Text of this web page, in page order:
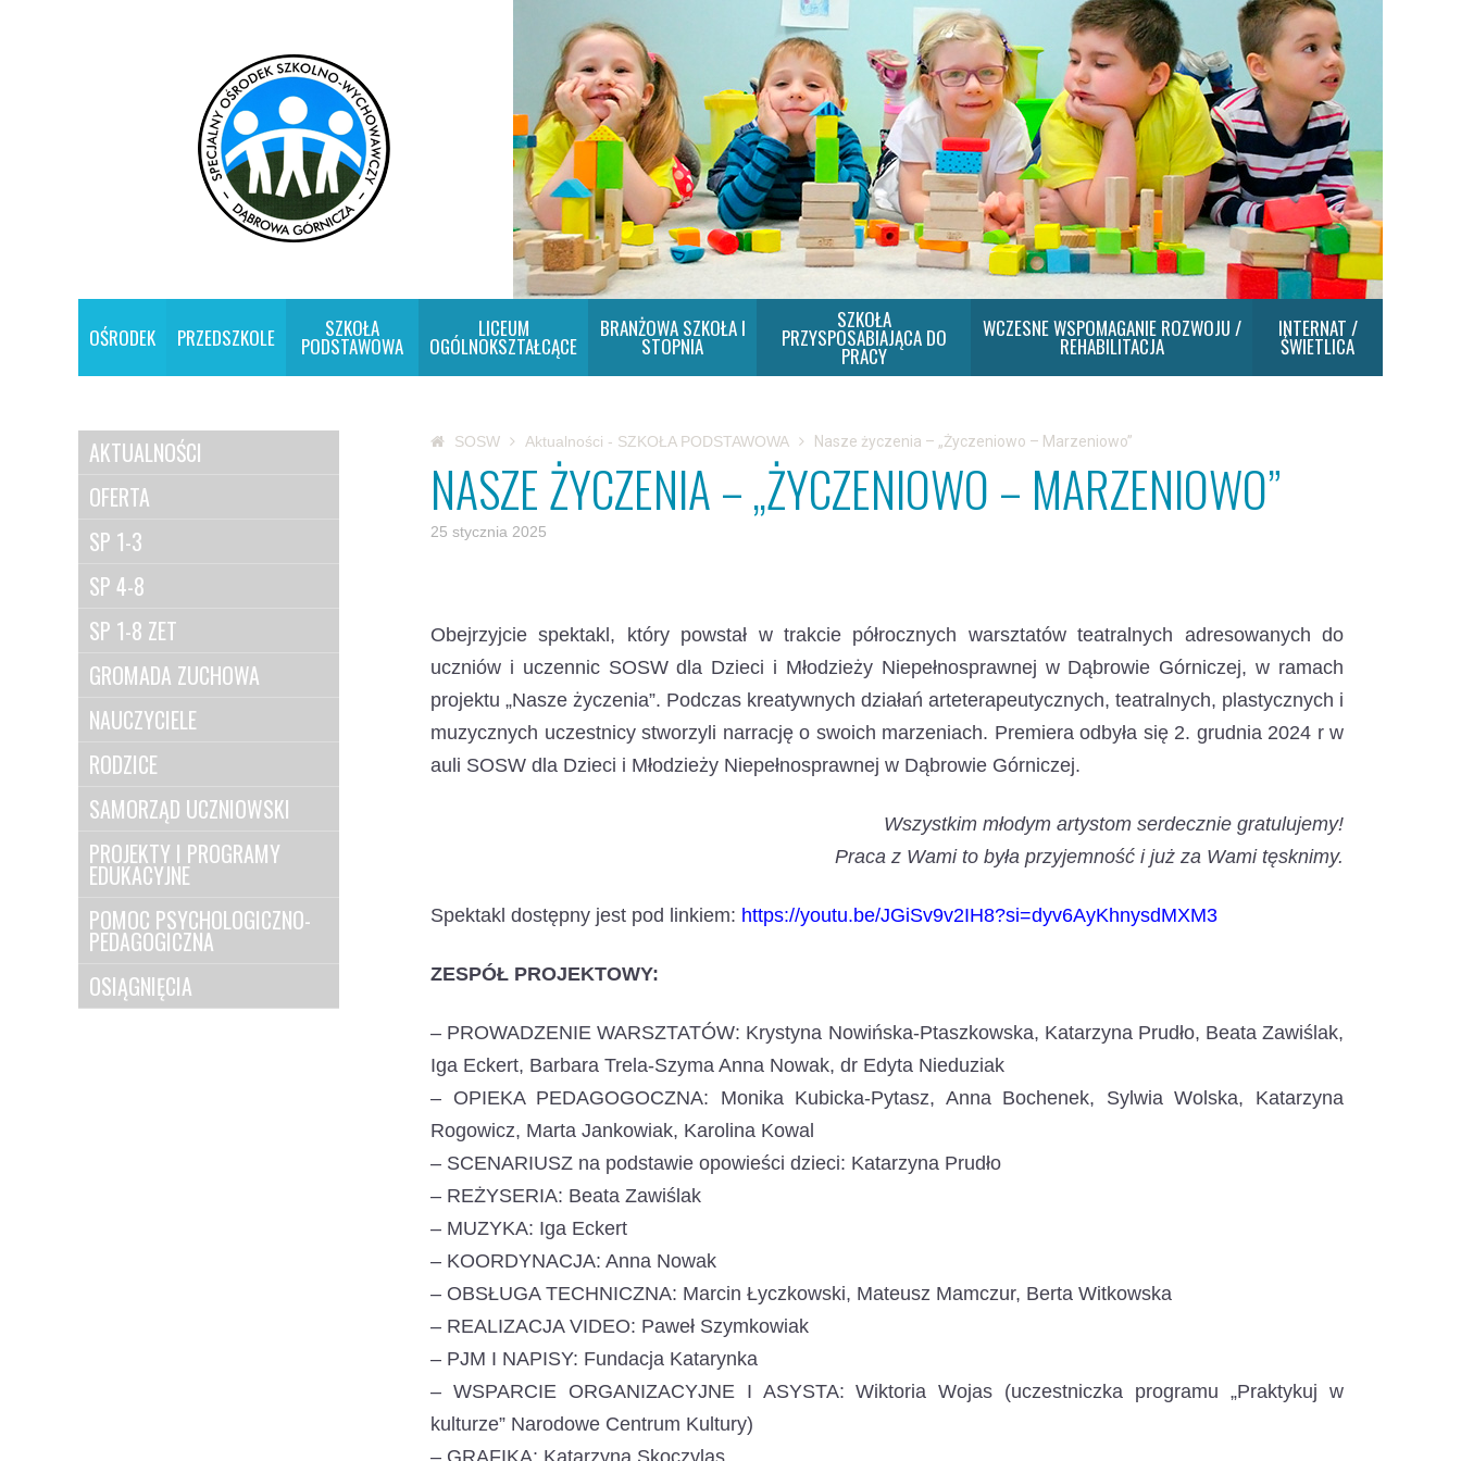
OŚRODEK PRZEDSZKOLE SZKOŁA
PODSTAWOWA
LICEUM
OGÓLNOKSZTAŁCĄCE
BRANŻOWA SZKOŁA I
STOPNIA
SZKOŁA
PRZYSPOSABIAJĄCA DO
PRACY
WCZESNE WSPOMAGANIE ROZWOJU /
REHABILITACJA
INTERNAT /
ŚWIETLICA
AKTUALNOŚCI
OFERTA
SP 1-3
SP 4-8
SP 1-8 ZET
GROMADA ZUCHOWA
NAUCZYCIELE
RODZICE
SAMORZĄD UCZNIOWSKI
PROJEKTY I PROGRAMY
EDUKACYJNE
POMOC PSYCHOLOGICZNO-
PEDAGOGICZNA
OSIĄGNIĘCIA
SOSW Aktualności - SZKOŁA PODSTAWOWA Nasze życzenia – „Życzeniowo – Marzeniowo”
NASZE ŻYCZENIA – „ŻYCZENIOWO – MARZENIOWO”
25 stycznia 2025
Obejrzyjcie spektakl, który powstał w trakcie półrocznych warsztatów teatralnych adresowanych do
uczniów i uczennic SOSW dla Dzieci i Młodzieży Niepełnosprawnej w Dąbrowie Górniczej, w ramach
projektu „Nasze życzenia”. Podczas kreatywnych działań arteterapeutycznych, teatralnych, plastycznych i
muzycznych uczestnicy stworzyli narrację o swoich marzeniach. Premiera odbyła się 2. grudnia 2024 r w
auli SOSW dla Dzieci i Młodzieży Niepełnosprawnej w Dąbrowie Górniczej.
Wszystkim młodym artystom serdecznie gratulujemy!
Praca z Wami to była przyjemność i już za Wami tęsknimy.
Spektakl dostępny jest pod linkiem: https://youtu.be/JGiSv9v2IH8?si=dyv6AyKhnysdMXM3
ZESPÓŁ PROJEKTOWY:
– PROWADZENIE WARSZTATÓW: Krystyna Nowińska-Ptaszkowska, Katarzyna Prudło, Beata Zawiślak,
Iga Eckert, Barbara Trela-Szyma Anna Nowak, dr Edyta Nieduziak
– OPIEKA PEDAGOGOCZNA: Monika Kubicka-Pytasz, Anna Bochenek, Sylwia Wolska, Katarzyna
Rogowicz, Marta Jankowiak, Karolina Kowal
– SCENARIUSZ na podstawie opowieści dzieci: Katarzyna Prudło
– REŻYSERIA: Beata Zawiślak
– MUZYKA: Iga Eckert
– KOORDYNACJA: Anna Nowak
– OBSŁUGA TECHNICZNA: Marcin Łyczkowski, Mateusz Mamczur, Berta Witkowska
– REALIZACJA VIDEO: Paweł Szymkowiak
– PJM I NAPISY: Fundacja Katarynka
– WSPARCIE ORGANIZACYJNE I ASYSTA: Wiktoria Wojas (uczestniczka programu „Praktykuj w
kulturze” Narodowe Centrum Kultury)
– GRAFIKA: Katarzyna Skoczylas